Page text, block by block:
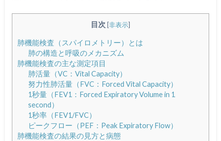
目次 [非表示]
肺機能検査（スパイロメトリー）とは
肺の構造と呼吸のメカニズム
肺機能検査の主な測定項目
肺活量（VC：Vital Capacity）
努力性肺活量（FVC：Forced Vital Capacity）
1秒量（FEV1：Forced Expiratory Volume in 1
second）
1秒率（FEV1/FVC）
ピークフロー（PEF：Peak Expiratory Flow）
肺機能検査の結果の見方と病態